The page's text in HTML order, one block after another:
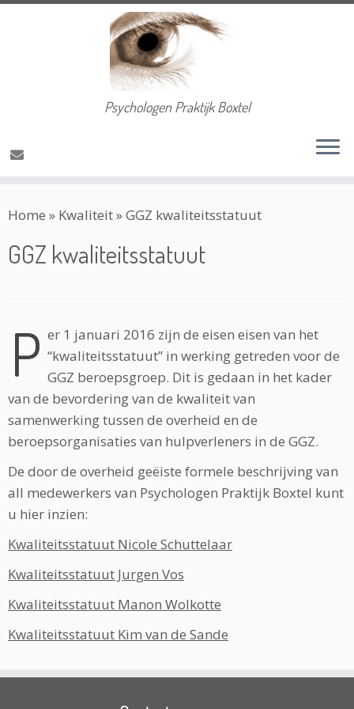
naar
Psychologen Praktijk Boxtel
Home » Kwaliteit»GGZ kwaliteitsstatuut
GGZ kwaliteitsstatuut
P er 1 januari 2016 zijn de eisen eisen van het
“kwaliteitsstatuut” in werking getreden voor de
GGZ beroepsgroep. Dit is gedaan in het kader
van de bevordering van de kwaliteit van
samenwerking tussen de overheid en de
beroepsorganisaties van hulpverleners in de GGZ.
De door de overheid geëiste formele beschrijving van
all medewerkers van Psychologen Praktijk Boxtel kunt
u hier inzien:
Kwaliteitsstatuut Nicole Schuttelaar
Kwaliteitsstatuut Jurgen Vos
Kwaliteitsstatuut Manon Wolkotte
Kwaliteitsstatuut Kim van de Sande